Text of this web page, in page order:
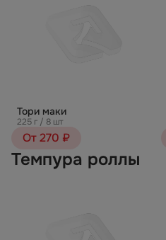
Тори маки
225 г / 8 шт
От 270 ₽
Темпура роллы